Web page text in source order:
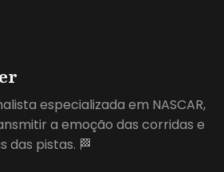
especializada em NASCAR,
a emoção das corridas e
das pistas. 🏁